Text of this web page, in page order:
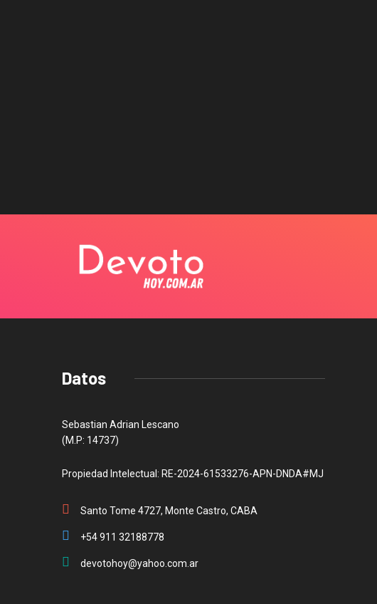
Datos
Sebastian Adrian Lescano
(M.P: 14737)
Propiedad Intelectual: RE-2024-61533276-APN-DNDA#MJ
Santo Tome 4727, Monte Castro, CABA
+54 911 32188778
devotohoy@yahoo.com.ar